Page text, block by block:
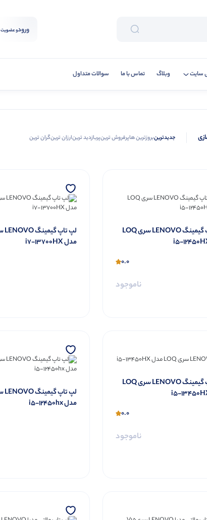
ورودو عضویت
سایت وبلاگ تماس با ما سوالات متداول
جدیدترینبروزترین هاپرفروش ترینپربازدید ترینارزان ترینگران ترین
لپ تاپ گیمینگ LENOVO سری LOQ
0.0
ناموجود
مدل i7-13700HX
لپ تاپ گیمینگ LENOVO سری LOQ
0.0
ناموجود
مدل i5-12450hx